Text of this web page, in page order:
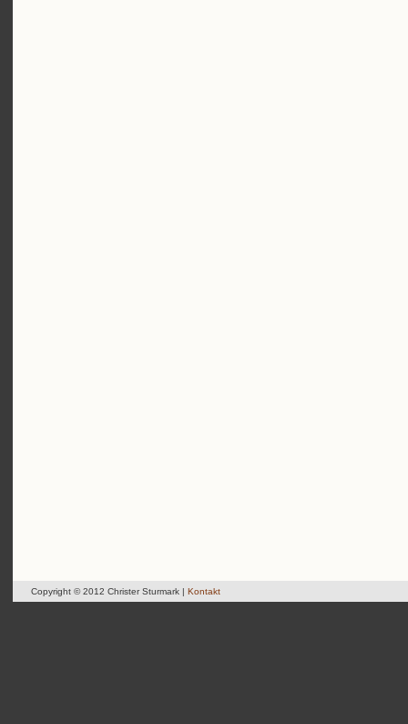
Copyright © 2012 Christer Sturmark | Kontakt